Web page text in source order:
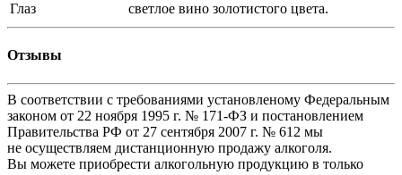
Глаз
светлое вино золотистого цвета.
Отзывы
В соответствии с требованиями установленому Федеральным
законом от 22 ноября 1995 г. № 171-ФЗ и постановлением
Правительства РФ от 27 сентября 2007 г. № 612 мы
не осуществляем дистанционную продажу алкоголя.
Вы можете приобрести алкогольную продукцию в только